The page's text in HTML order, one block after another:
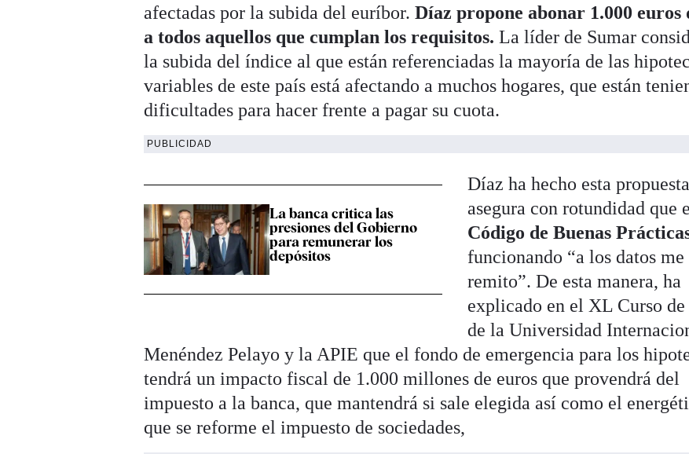
afectadas por la subida del euríbor. Díaz propone abonar 1.000 euros
a todos aquellos que cumplan los requisitos. La líder de Sumar
la subida del índice al que están referenciadas la mayoría de las
variables de este país está afectando a muchos hogares, que están
dificultades para hacer frente a pagar su cuota.
PUBLICIDAD
La banca critica las
presiones del Gobierno
para remunerar los
depósitos
Díaz ha hecho esta
asegura con rotundidad que
Código de Buenas
funcionando “a los datos me
remito”. De esta manera, ha
explicado en el XL Curso de
de la Universidad
Menéndez Pelayo y la APIE que el fondo de emergencia para los
tendrá un impacto fiscal de 1.000 millones de euros que provendrá del
impuesto a la banca, que mantendrá si sale elegida así como el
que se reforme el impuesto de sociedades,